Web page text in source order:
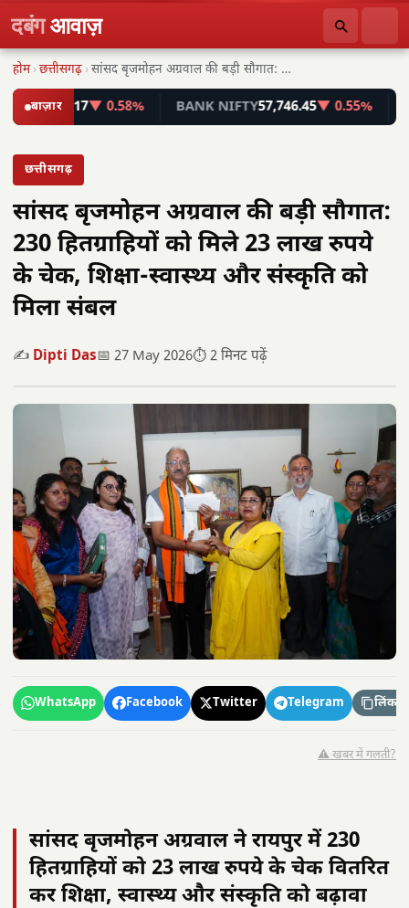
दबंगआवाज़
होम ›छत्तीसगढ़ › सांसद बृजमोहन अग्रवाल की बड़ी सौगात: 230 हितग्राहियों…
बाज़ार▼ 0.58% BANK NIFTY57,746.45▼ 0.55%
छत्तीसगढ़
सांसद बृजमोहन अग्रवाल की बड़ी सौगात:
230 हितग्राहियों को मिले 23 लाख रुपये
के चेक, शिक्षा-स्वास्थ्य और संस्कृति को
मिला संबल
✍️ Dipti Das📅 27 May 2026⏱️ 2 मिनट पढ़ें
WhatsApp Facebook Twitter Telegram लिंक
⚠️ खबर में गलती?
सांसद बृजमोहन अग्रवाल ने रायपुर में 230
हितग्राहियों को 23 लाख रुपये के चेक वितरित
कर शिक्षा, स्वास्थ्य और संस्कृति को बढ़ावा